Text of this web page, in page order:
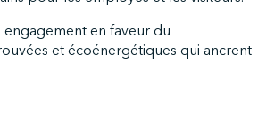
en faveur du
et écoénergétiques qui ancrent